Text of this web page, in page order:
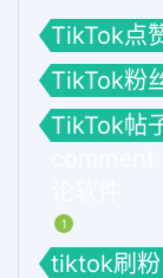
TikTok点
TikTok粉
TikTok帖
1
tiktok刷